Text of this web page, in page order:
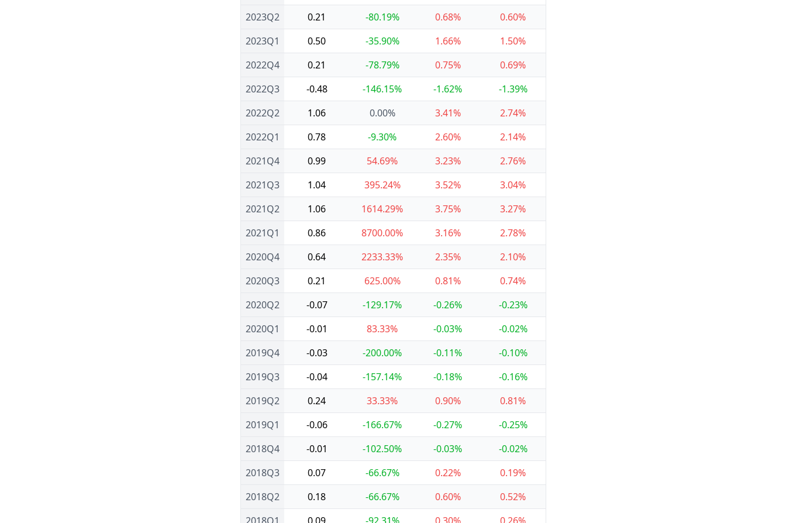
2023Q2
2023Q1
2022Q4
2022Q3
2022Q2
2022Q1
2021Q4
2021Q3
2021Q2
2021Q1
2020Q4
2020Q3
2020Q2
2020Q1
2019Q4
2019Q3
2019Q2
2019Q1
2018Q4
2018Q3
2018Q2
0.21
-80.19% 0.68%
0.60%
0.50
-35.90% 1.66%
1.50%
0.21
-78.79% 0.75%
0.69%
-0.48
-146.15% -1.62%
-1.39%
1.06
0.00% 3.41%
2.74%
0.78
-9.30% 2.60%
2.14%
0.99
54.69% 3.23%
2.76%
1.04
395.24% 3.52%
3.04%
1.06
1614.29% 3.75%
3.27%
0.86
8700.00% 3.16%
2.78%
0.64
2233.33% 2.35%
2.10%
0.21
625.00% 0.81%
0.74%
-0.07
-129.17% -0.26%
-0.23%
-0.01
83.33% -0.03%
-0.02%
-0.03
-200.00% -0.11%
-0.10%
-0.04
-157.14% -0.18%
-0.16%
0.24
33.33% 0.90%
0.81%
-0.06
-166.67% -0.27%
-0.25%
-0.01
-102.50% -0.03%
-0.02%
0.07
-66.67% 0.22%
0.19%
0.18
-66.67% 0.60%
0.52%